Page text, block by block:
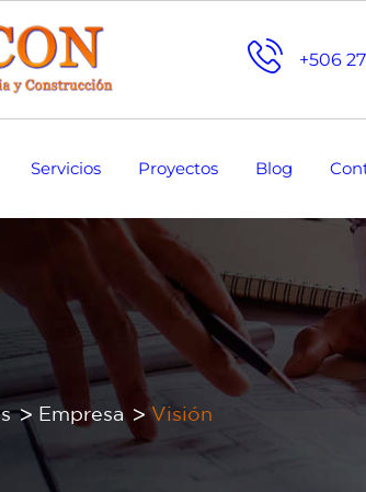
+506
Servicios Proyectos Blog
Empresa Visión